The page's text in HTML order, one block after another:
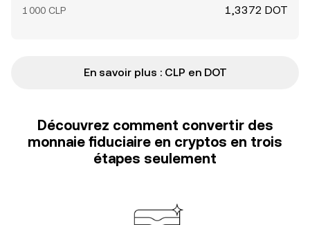
1 000 CLP 1,3372 DOT
En savoir plus : CLP en DOT
Découvrez comment convertir des
monnaie fiduciaire en cryptos en trois
étapes seulement